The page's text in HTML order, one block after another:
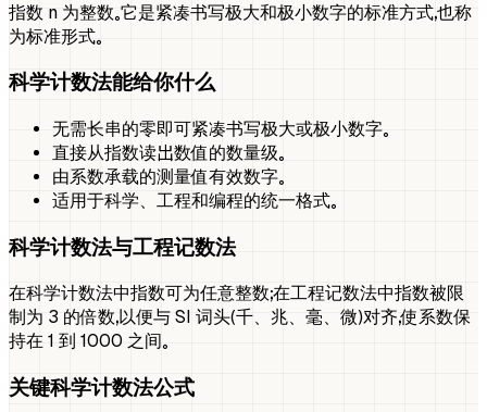
指数 n 为整数。它是紧凑书写极大和极小数字的标准方式，也称
为标准形式。
科学计数法能给你什么
无需长串的零即可紧凑书写极大或极小数字。
直接从指数读出数值的数量级。
由系数承载的测量值有效数字。
适用于科学、工程和编程的统一格式。
科学计数法与工程记数法
在科学计数法中指数可为任意整数；在工程记数法中指数被限
制为 3 的倍数，以便与 SI 词头（千、兆、毫、微）对齐，使系数保
持在 1 到 1000 之间。
关键科学计数法公式